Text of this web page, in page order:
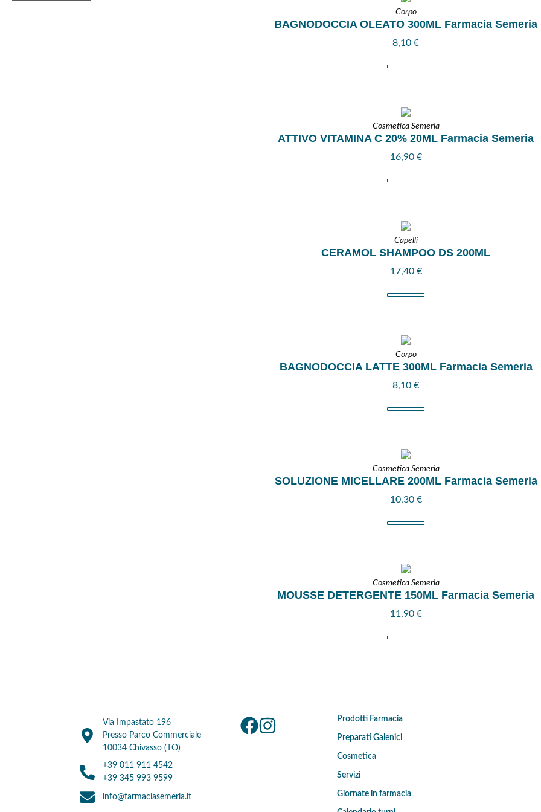
Corpo
BAGNODOCCIA OLEATO 300ML Farmacia Semeria
8,10 €
Cosmetica Semeria
ATTIVO VITAMINA C 20% 20ML Farmacia Semeria
16,90 €
Capelli
CERAMOL SHAMPOO DS 200ML
17,40 €
Corpo
BAGNODOCCIA LATTE 300ML Farmacia Semeria
8,10 €
Cosmetica Semeria
SOLUZIONE MICELLARE 200ML Farmacia Semeria
10,30 €
Cosmetica Semeria
MOUSSE DETERGENTE 150ML Farmacia Semeria
11,90 €
Via Impastato 196
Presso Parco Commerciale
10034 Chivasso (TO)
+39 011 911 4542
+39 345 993 9599
info@farmaciasemeria.it
Prodotti Farmacia
Preparati Galenici
Cosmetica
Servizi
Giornate in farmacia